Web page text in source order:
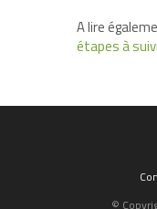
A lire
étapes à
©